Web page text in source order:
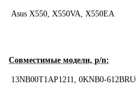
Asus X550, X550VA, X550EA
Совместимые модели, p/n:
13NB00T1AP1211, 0KNB0-